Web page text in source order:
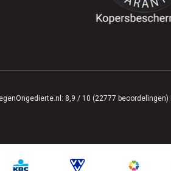
: 8,9 / 10 (22777 beoordelingen)